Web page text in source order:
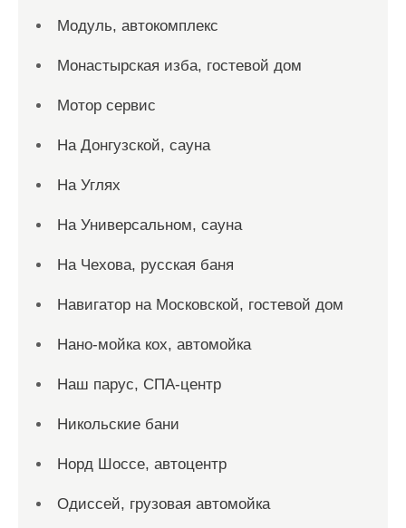
Модуль, автокомплекс
Монастырская изба, гостевой дом
Мотор сервис
На Донгузской, сауна
На Углях
На Универсальном, сауна
На Чехова, русская баня
Навигатор на Московской, гостевой дом
Нано-мойка кох, автомойка
Наш парус, СПА-центр
Никольские бани
Норд Шоссе, автоцентр
Одиссей, грузовая автомойка